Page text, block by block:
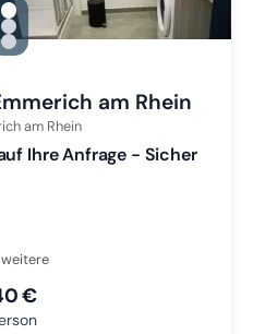
Zu Slide 1 wechseln
Zu Slide 2 wechseln
Zu Slide 3 wechseln
am Rhein
am Rhein
Ihre Anfrage - Sicher
weitere
€